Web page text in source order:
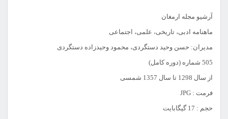
آرشیو مجله ارمغان
ماهنامه ادبی، تاریخی، علمی، اجتماعی
مدیران: حسن وحید دستگردی، محمود وحیدزاده دستگردی
505 شماره (دوره کامل)
از سال 1298 تا سال 1357 شمسی
فرمت : JPG
حجم : 17 گیگابایت